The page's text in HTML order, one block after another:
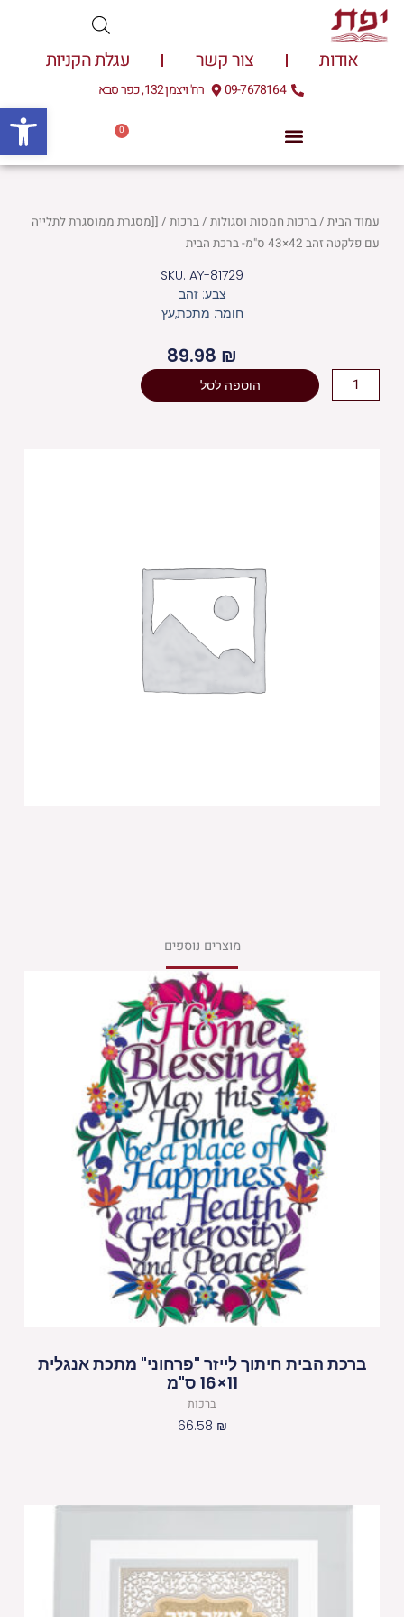
דילוג
לתוכן
אודות צור קשר עגלת הקניות
09-7678164 רח' ויצמן 132, כפר סבא
0
עגלת
עמוד הבית/ברכות חמסות וסגולות/ברכות/ [[מסגרת ממוסגרת לתלייה
עם פלקטה זהב 42×43 ס"מ- ברכת הבית
SKU: AY-81729
צבע: זהב
חומר: מתכת,עץ
89.98 ₪
כמות
של
הוספה לסל
מוצרים נוספים
ברכת הבית חיתוך לייזר "פרחוני" מתכת אנגלית
11×16 ס"מ
ברכות
66.58 ₪